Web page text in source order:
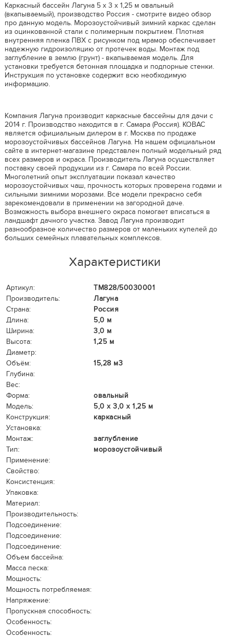
Каркасный бассейн Лагуна 5 х 3 х 1,25 м овальный
(вкапываемый), производство Россия - смотрите видео обзор
про данную модель. Морозоустойчивый зимний каркас сделан
из оцинкованной стали с полимерным покрытием. Плотная
внутренняя пленка ПВХ с рисунком под мрамор обеспечивает
надежную гидроизоляцию от протечек воды. Монтаж под
заглубление в землю (грунт) - вкапываемая модель. Для
установки требуется бетонная площадка и подпорные стенки.
Инструкция по установке содержит всю необходимую
информацию.
Компания Лагуна производит каркасные бассейны для дачи с
2014 г. Производство находится в г. Самара (Россия). КОВАС
является официальным дилером в г. Москва по продаже
морозоустойчивых бассейнов Лагуна. На нашем официальном
сайте в интернет-магазине представлен полный модельный ряд
всех размеров и окраса. Производитель Лагуна осуществляет
поставку своей продукции из г. Самара по всей России.
Многолетний опыт эксплуатации показал качество
морозоустойчивых чаш, прочность которых проверена годами и
сильными зимними морозами. Все модели прекрасно себя
зарекомендовали в применении на загородной даче.
Возможность выбора внешнего окраса помогает вписаться в
ландшафт дачного участка. Завод Лагуна производит
разнообразное количество размеров от маленьких купелей до
больших семейных плавательных комплексов.
Характеристики
Артикул:
ТМ828/50030001
Производитель:
Лагуна
Страна:
Россия
Длина:
5,0 м
Ширина:
3,0 м
Высота:
1,25 м
Диаметр:
Объём:
15,28 м3
Глубина:
Вес:
Форма:
овальный
Модель:
5,0 х 3,0 х 1,25 м
Конструкция:
каркасный
Установка:
Монтаж:
заглубление
Тип:
морозоустойчивый
Применение:
Свойство:
Консистенция:
Упаковка:
Материал:
Производительность:
Подсоединение:
Подсоединение:
Подсоединение:
Объем бассейна:
Масса песка:
Мощность:
Мощность потребляемая:
Напряжение:
Пропускная способность:
Особенность:
Особенность: